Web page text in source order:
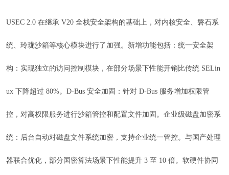
USEC 2.0 在继承 V20 全栈安全架构的基础上，对内核安全、磐石系
统、玲珑沙箱等核心模块进行了加强。新增功能包括：统一安全架
构：实现独立的访问控制模块，在部分场景下性能开销比传统 SELin
ux 下降超过 80%。D-Bus 安全加固：针对 D-Bus 服务增加权限管
控，对高权限服务进行沙箱管控和配置文件加固。企业级磁盘加密系
统：后台自动对磁盘文件系统加密，支持企业统一管控。与国产处理
器联合优化，部分国密算法场景下性能提升 3 至 10 倍。软硬件协同